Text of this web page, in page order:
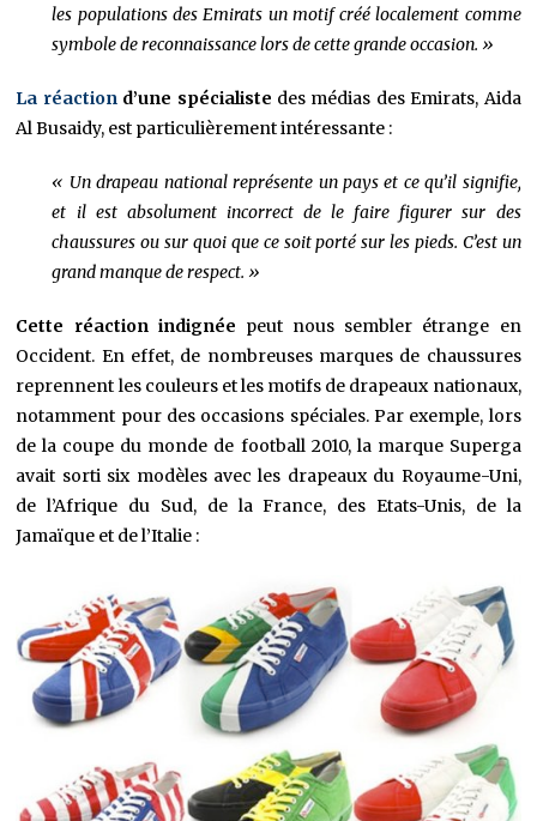
les populations des Emirats un motif créé localement comme
symbole de reconnaissance lors de cette grande occasion. »
La réactiond’une spécialiste des médias des Emirats, Aida
Al Busaidy, est particulièrement intéressante :
« Un drapeau national représente un pays et ce qu’il signifie,
et il est absolument incorrect de le faire figurer sur des
chaussures ou sur quoi que ce soit porté sur les pieds. C’est un
grand manque de respect. »
Cette réaction indignée peut nous sembler étrange en
Occident. En effet, de nombreuses marques de chaussures
reprennent les couleurs et les motifs de drapeaux nationaux,
notamment pour des occasions spéciales. Par exemple, lors
de la coupe du monde de football 2010, la marque Superga
avait sorti six modèles avec les drapeaux du Royaume-Uni,
de l’Afrique du Sud, de la France, des Etats-Unis, de la
Jamaïque et de l’Italie :